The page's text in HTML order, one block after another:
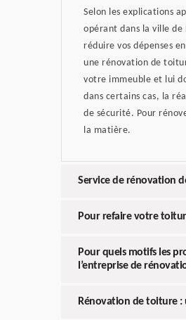
Selon les explications
opérant dans la ville
réduire vos dépenses
une rénovation de
votre immeuble et lui
dans certains cas, la
de sécurité. Pour
la matière.
Service de rénovation
Pour refaire votre
Pour quels motifs les
l’entreprise de
Rénovation de toiture